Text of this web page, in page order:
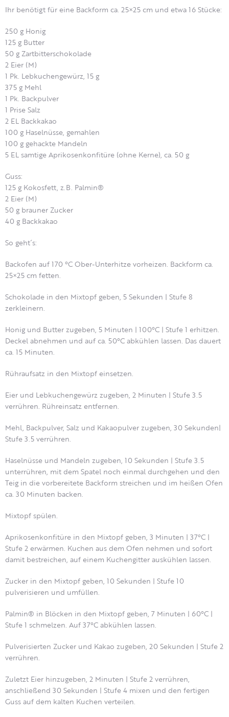
Ihr benötigt für eine Backform ca. 25×25 cm und etwa 16 Stücke:
250 g Honig
125 g Butter
50 g Zartbitterschokolade
2 Eier (M)
1 Pk. Lebkuchengewürz, 15 g
375 g Mehl
1 Pk. Backpulver
1 Prise Salz
2 EL Backkakao
100 g Haselnüsse, gemahlen
100 g gehackte Mandeln
5 EL samtige Aprikosenkonfitüre (ohne Kerne), ca. 50 g
Guss:
125 g Kokosfett, z.B. Palmin®
2 Eier (M)
50 g brauner Zucker
40 g Backkakao
So geht´s:
Backofen auf 170 °C Ober-Unterhitze vorheizen. Backform ca.
25×25 cm fetten.
Schokolade in den Mixtopf geben, 5 Sekunden | Stufe 8
zerkleinern.
Honig und Butter zugeben, 5 Minuten | 100°C | Stufe 1 erhitzen.
Deckel abnehmen und auf ca. 50°C abkühlen lassen. Das dauert
ca. 15 Minuten.
Rühraufsatz in den Mixtopf einsetzen.
Eier und Lebkuchengewürz zugeben, 2 Minuten | Stufe 3.5
verrühren. Rühreinsatz entfernen.
Mehl, Backpulver, Salz und Kakaopulver zugeben, 30 Sekunden|
Stufe 3.5 verrühren.
Haselnüsse und Mandeln zugeben, 10 Sekunden | Stufe 3.5
unterrühren, mit dem Spatel noch einmal durchgehen und den
Teig in die vorbereitete Backform streichen und im heißen Ofen
ca. 30 Minuten backen.
Mixtopf spülen.
Aprikosenkonfitüre in den Mixtopf geben, 3 Minuten | 37°C |
Stufe 2 erwärmen. Kuchen aus dem Ofen nehmen und sofort
damit bestreichen, auf einem Kuchengitter auskühlen lassen.
Zucker in den Mixtopf geben, 10 Sekunden | Stufe 10
pulverisieren und umfüllen.
Palmin® in Blöcken in den Mixtopf geben, 7 Minuten | 60°C |
Stufe 1 schmelzen. Auf 37°C abkühlen lassen.
Pulverisierten Zucker und Kakao zugeben, 20 Sekunden | Stufe 2
verrühren.
Zuletzt Eier hinzugeben, 2 Minuten | Stufe 2 verrühren,
anschließend 30 Sekunden | Stufe 4 mixen und den fertigen
Guss auf dem kalten Kuchen verteilen.